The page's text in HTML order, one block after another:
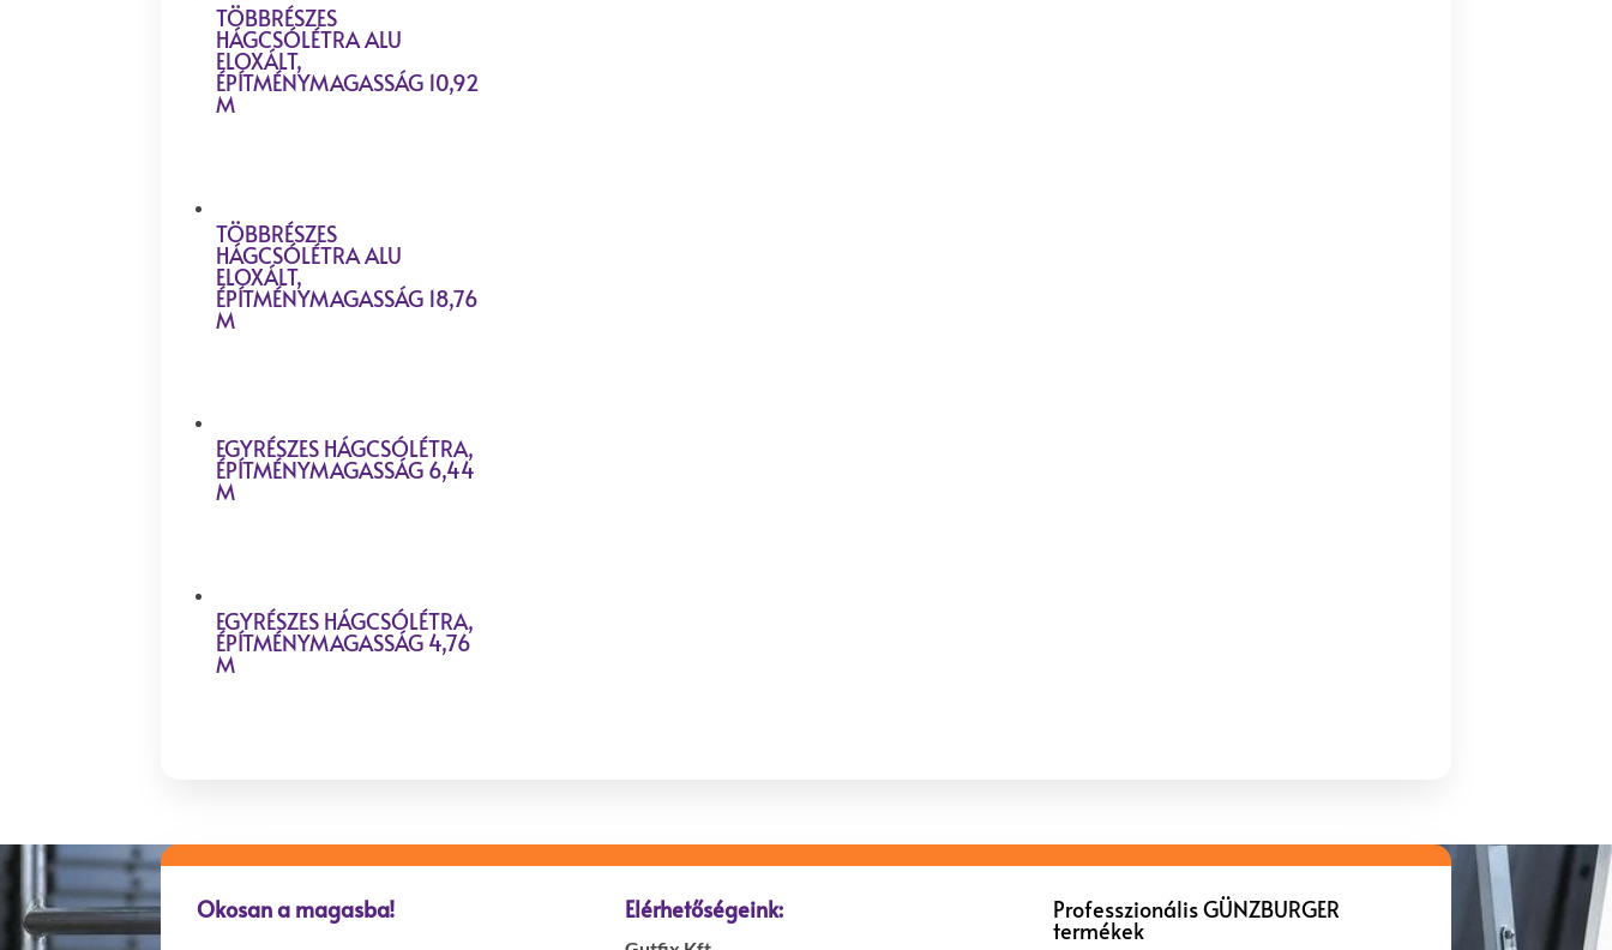
TÖBBRÉSZES
HÁGCSÓLÉTRA ALU
ELOXÁLT,
ÉPÍTMÉNYMAGASSÁG 10,92
M
TÖBBRÉSZES
HÁGCSÓLÉTRA ALU
ELOXÁLT,
ÉPÍTMÉNYMAGASSÁG 18,76
M
EGYRÉSZES HÁGCSÓLÉTRA,
ÉPÍTMÉNYMAGASSÁG 6,44
M
EGYRÉSZES HÁGCSÓLÉTRA,
ÉPÍTMÉNYMAGASSÁG 4,76
M
Okosan a magasba! Elérhetőségeink: Professzionális GÜNZBURGER
termékek